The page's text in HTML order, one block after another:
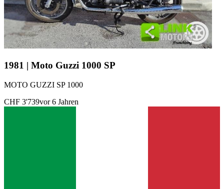
1981 | Moto Guzzi 1000 SP
MOTO GUZZI SP 1000
CHF 3'739vor 6 Jahren